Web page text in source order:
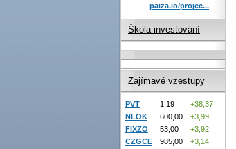
paiza.io/projec...
Škola investování
Zajímavé vzestupy
PVT 1,19
+38,37
NLOK
600,00
+3,99
FIXZO
53,00
+3,92
CZGCE
985,00
+3,14